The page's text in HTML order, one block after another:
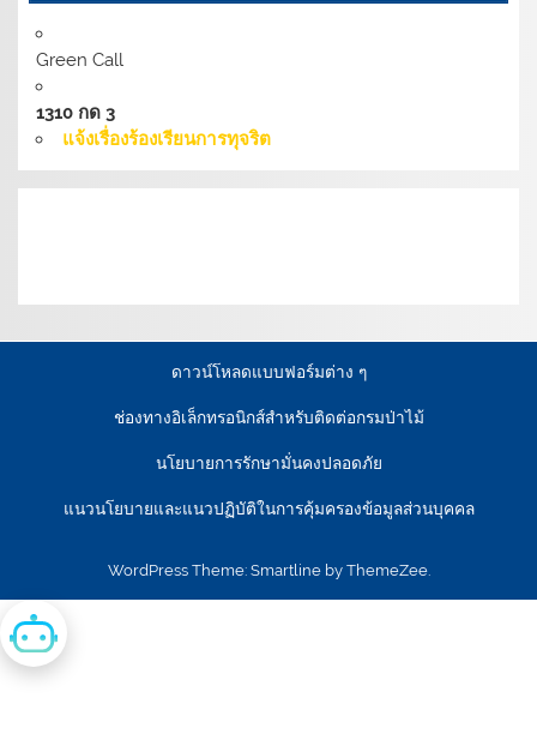
Green Call
1310 กด 3
แจ้งเรื่องร้องเรียนการทุจริต
ดาวน์โหลดแบบฟอร์มต่าง ๆ
ช่องทางอิเล็กทรอนิกส์สำหรับติดต่อกรมป่าไม้
นโยบายการรักษามั่นคงปลอดภัย
แนวนโยบายและแนวปฏิบัติในการคุ้มครองข้อมูลส่วนบุคคล
WordPress Theme: Smartline by ThemeZee.